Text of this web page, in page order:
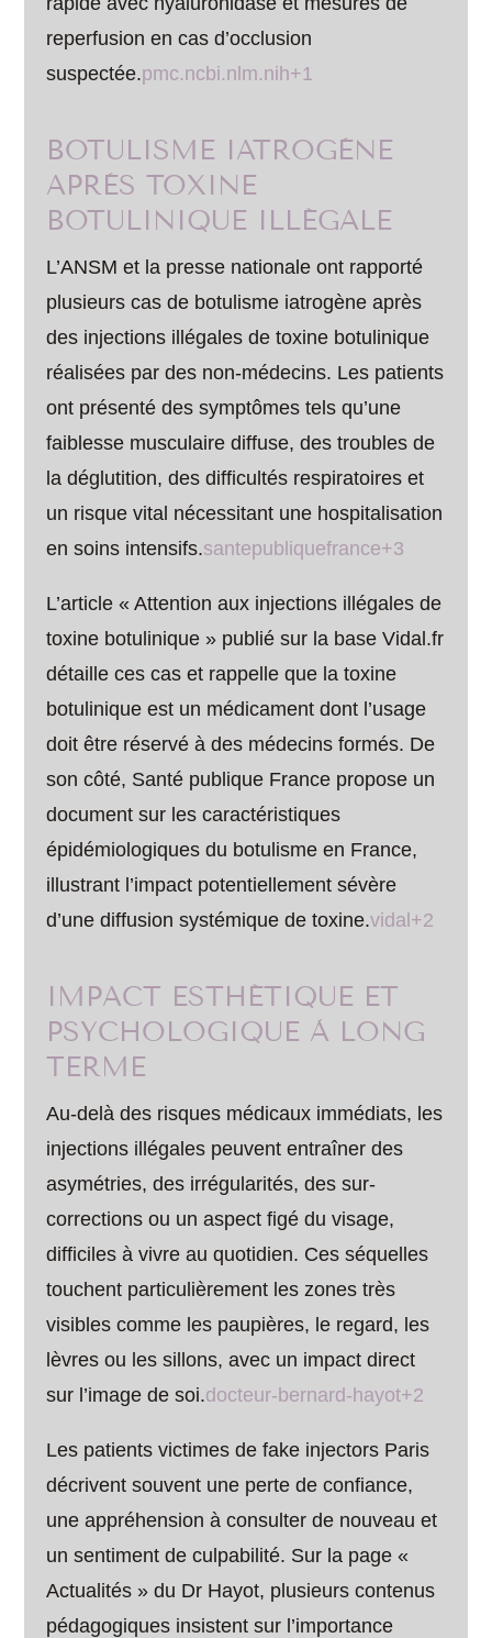
reperfusion en cas d’occlusion
suspectée.pmc.ncbi.nlm.nih+1
BOTULISME IATROGÈNE
APRÈS TOXINE
BOTULINIQUE ILLÉGALE
L’ANSM et la presse nationale ont rapporté
plusieurs cas de botulisme iatrogène après
des injections illégales de toxine botulinique
réalisées par des non-médecins. Les patients
ont présenté des symptômes tels qu’une
faiblesse musculaire diffuse, des troubles de
la déglutition, des difficultés respiratoires et
un risque vital nécessitant une hospitalisation
en soins intensifs.santepubliquefrance+3
L’article « Attention aux injections illégales de
toxine botulinique » publié sur la base Vidal.fr
détaille ces cas et rappelle que la toxine
botulinique est un médicament dont l’usage
doit être réservé à des médecins formés. De
son côté, Santé publique France propose un
document sur les caractéristiques
épidémiologiques du botulisme en France,
illustrant l’impact potentiellement sévère
d’une diffusion systémique de toxine.vidal+2
IMPACT ESTHÉTIQUE ET
PSYCHOLOGIQUE À LONG
TERME
Au-delà des risques médicaux immédiats, les
injections illégales peuvent entraîner des
asymétries, des irrégularités, des sur-
corrections ou un aspect figé du visage,
difficiles à vivre au quotidien. Ces séquelles
touchent particulièrement les zones très
visibles comme les paupières, le regard, les
lèvres ou les sillons, avec un impact direct
sur l’image de soi.docteur-bernard-hayot+2
Les patients victimes de fake injectors Paris
décrivent souvent une perte de confiance,
une appréhension à consulter de nouveau et
un sentiment de culpabilité. Sur la page «
Actualités » du Dr Hayot, plusieurs contenus
pédagogiques insistent sur l’importance